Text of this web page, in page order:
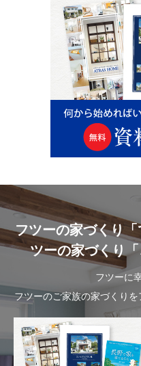
フツーの家づくり
ツーの家づくり
フツーに
フツーのご家族の家づくり